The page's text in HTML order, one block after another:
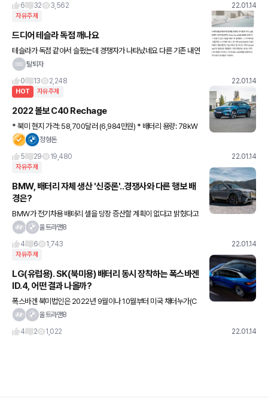
6
32 3,562 22.01.14
자유주제
드디어 테슬라 독점 깨나요
테슬라가 독점 같아서 슬펐는데 경쟁자가 나타났네요 다른 기존 내연
기관 업체들도 빨리 따라오시길 바랍니다 아직도 고성능 라인업 v8
탈퇴자
0
13 2,248 22.01.14
HOT 자유주제
2022 볼보 C40 Rechage
* 북미 현지 가격: 58,700달러 (6,984만원) * 배터리 용량: 78kW
h * 모터: 204마력 (듀얼모터) * 합산 출력: 408마력 * 토크: 67.2k
정형돈
5
29 19,480 22.01.14
자유주제
BMW, 배터리 자체 생산 '신중론'..경쟁사와 다른 행보 배
경은?
BMW가 전기차용 배터리 셀을 당장 증산할 계획이 없다고 밝혔다고
합니다. 전기차 시대를 대비해 배터리를 자체 생산할 준비를 하지만,
울트라맨8
4
6 1,743 22.01.14
자유주제
LG(유럽용). SK(북미용) 배터리 동시 장착하는 폭스바겐
ID.4, 어떤 결과 나올까?
폭스바겐 북미법인은 2022년 9월이나 10월부터 미국 채터누가(C
hattanooga) 공장에서도 ID.4 양산을 시작할 예정이라고 하는데요,
울트라맨8
4
2 1,022 22.01.14